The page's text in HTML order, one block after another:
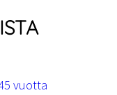
vuotta